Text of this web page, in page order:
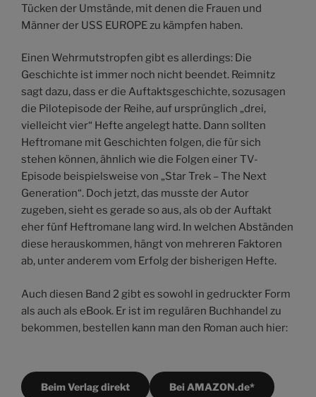
Tücken der Umstände, mit denen die Frauen und
Männer der USS EUROPE zu kämpfen haben.
Einen Wehrmutstropfen gibt es allerdings: Die
Geschichte ist immer noch nicht beendet. Reimnitz
sagt dazu, dass er die Auftaktsgeschichte, sozusagen
die Pilotepisode der Reihe, auf ursprünglich „drei,
vielleicht vier“ Hefte angelegt hatte. Dann sollten
Heftromane mit Geschichten folgen, die für sich
stehen können, ähnlich wie die Folgen einer TV-
Episode beispielsweise von „Star Trek – The Next
Generation“. Doch jetzt, das musste der Autor
zugeben, sieht es gerade so aus, als ob der Auftakt
eher fünf Heftromane lang wird. In welchen Abständen
diese herauskommen, hängt von mehreren Faktoren
ab, unter anderem vom Erfolg der bisherigen Hefte.
Auch diesen Band 2 gibt es sowohl in gedruckter Form
als auch als eBook. Er ist im regulären Buchhandel zu
bekommen, bestellen kann man den Roman auch hier:
Beim Verlag direkt Bei AMAZON.de*